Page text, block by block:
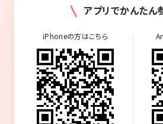
アプリでかんたん
iPhoneの方はこちら